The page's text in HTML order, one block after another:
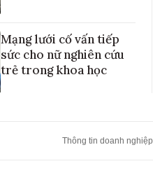
Mạng lưới cố vấn tiếp
sức cho nữ nghiên cứu
trẻ trong khoa học
Thông tin doanh nghiệp